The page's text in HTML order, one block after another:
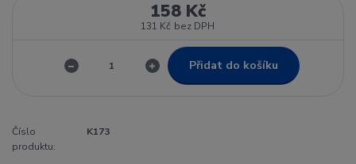
158 Kč
131 Kč bez DPH
Přidat do košíku
Číslo
produktu:
K173